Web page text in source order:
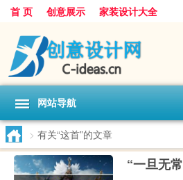
首 页 创意展示 家装设计大全
网站导航
> 有关“这首”的文章
“一旦无